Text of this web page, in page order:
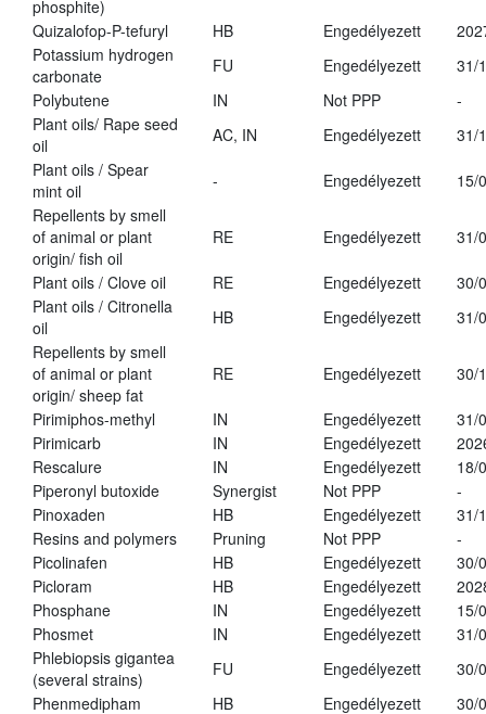
phosphite)
Quizalofop-P-tefuryl HB Engedélyezett
Potassium hydrogen
carbonate
FU Engedélyezett
31/
Polybutene
IN Not PPP
-
Plant oils/ Rape seed
oil
AC, IN Engedélyezett
31/
Plant oils / Spear
mint oil
- Engedélyezett
15/
Repellents by smell
of animal or plant
origin/ fish oil
RE Engedélyezett 31/
Plant oils / Clove oil RE Engedélyezett
30/
Plant oils / Citronella
oil
HB Engedélyezett
31/
Repellents by smell
of animal or plant
origin/ sheep fat
RE Engedélyezett 30/
Pirimiphos-methyl IN Engedélyezett
31/
Pirimicarb
IN Engedélyezett
Rescalure
IN Engedélyezett
18/
Piperonyl butoxide
Synergist Not PPP
-
Pinoxaden
HB Engedélyezett
31/
Resins and polymers
Pruning Not PPP
-
Picolinafen
HB Engedélyezett
30/
Picloram
HB Engedélyezett
Phosphane
IN Engedélyezett
15/
Phosmet
IN Engedélyezett
31/
Phlebiopsis gigantea
(several strains)
FU Engedélyezett
30/
Phenmedipham
HB Engedélyezett
30/